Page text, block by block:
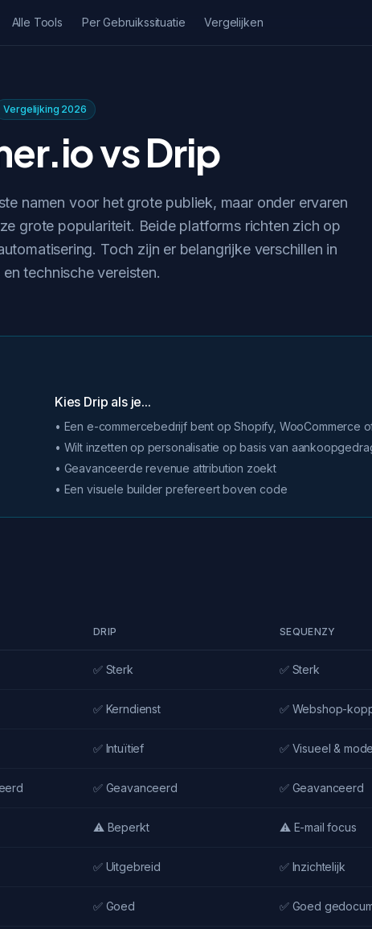
Alle Tools Per Gebruikssituatie Vergelijken
Vergelijking 2026
vs Drip
namen voor het grote publiek, maar onder ervaren
grote populariteit. Beide platforms richten zich op
Toch zijn er belangrijke verschillen in
technische vereisten.
Kies Drip als je...
• Een e-commercebedrijf bent op Shopify, WooCommerce
• Wilt inzetten op personalisatie op basis van
• Geavanceerde revenue attribution zoekt
• Een visuele builder prefereert boven code
DRIP SEQUENZY
✅ Sterk ✅ Sterk
✅ Kerndienst ✅ Webshop-
✅ Intuïtief ✅ Visueel &
✅ Geavanceerd ✅ Geavanceerd
⚠️ Beperkt ⚠️ E-mail focus
✅ Uitgebreid ✅ Inzichtelijk
✅ Goed ✅ Goed